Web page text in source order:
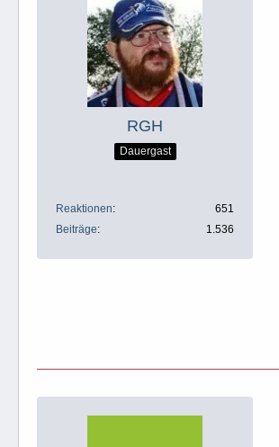
RGH
Dauergast
Reaktionen
651
Beiträge
1.536